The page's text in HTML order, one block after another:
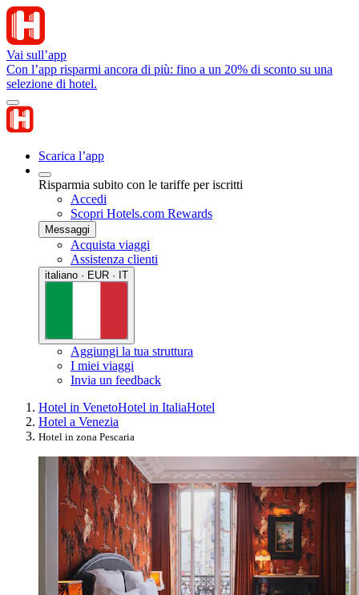
Vai sull’app
Con l’app risparmi ancora di più: fino a un 20% di sconto su una
selezione di hotel.
Scarica l’app
Risparmia subito con le tariffe per iscritti
Accedi
Scopri Hotels.com Rewards
Messaggi
Acquista viaggi
Assistenza clienti
italiano · EUR · IT
Aggiungi la tua struttura
I miei viaggi
Invia un feedback
Hotel in VenetoHotel in ItaliaHotel
Hotel a Venezia
Hotel in zona Pescaria